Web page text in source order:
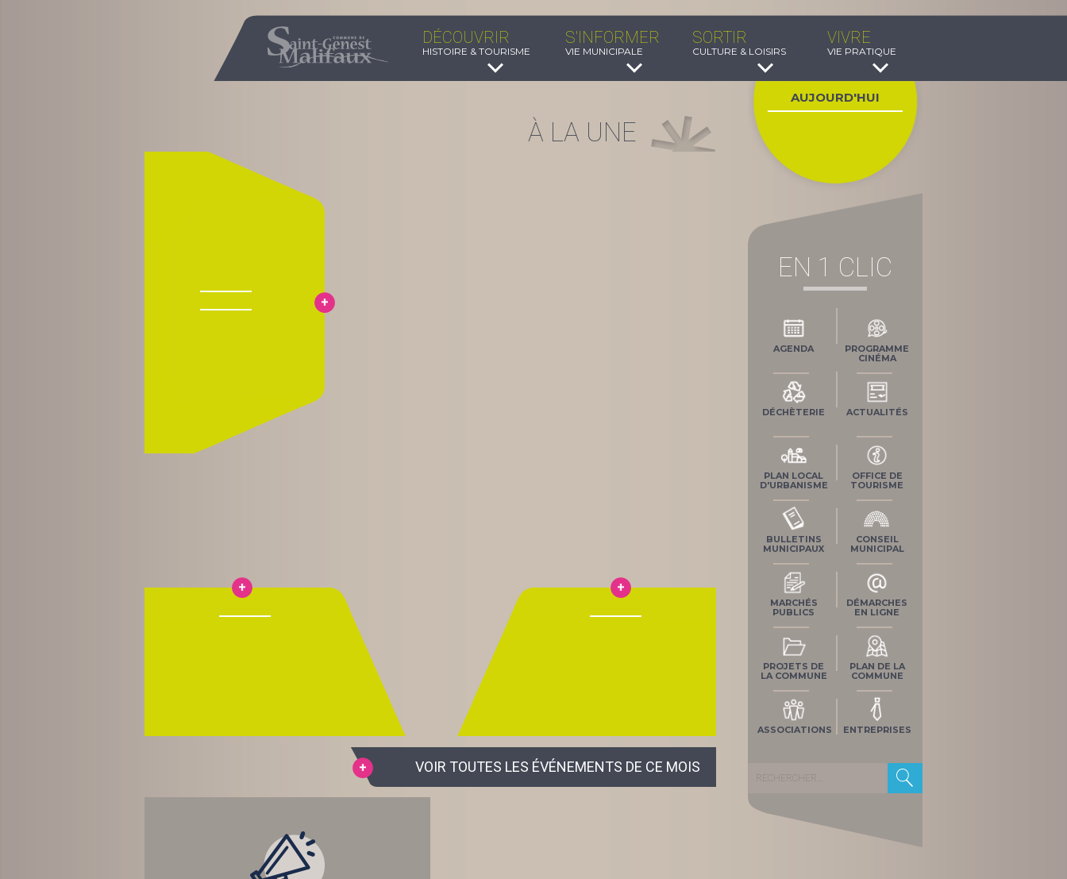
DÉCOUVRIR
HISTOIRE & TOURISME
S'INFORMER
VIE MUNICIPALE
SORTIR
CULTURE & LOISIRS
VIVRE
VIE PRATIQUE
À LA UNE
VOIR TOUTES LES ÉVÉNEMENTS DE CE MOIS
TEMPS RÉEL
AUJOURD'HUI
EN 1 CLIC
AGENDA
PROGRAMME
CINÉMA
DÉCHÈTERIE ACTUALITÉS
PLAN LOCAL
D'URBANISME
OFFICE DE
TOURISME
BULLETINS
MUNICIPAUX
CONSEIL
MUNICIPAL
MARCHÉS
PUBLICS
DÉMARCHES
EN LIGNE
PROJETS DE
LA COMMUNE
PLAN DE LA
COMMUNE
ASSOCIATIONS ENTREPRISES
Rechercher :